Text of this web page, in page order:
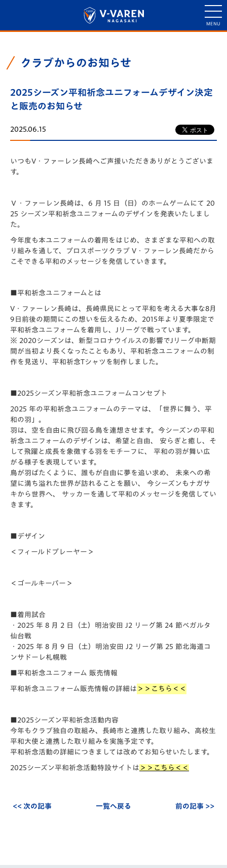
クラブからのお知らせ
2025シーズン平和祈念ユニフォームデザイン決定
と販売のお知らせ
2025.06.15
いつもV・ファーレン長崎へご声援いただきありがとうございま
す。
Ｖ・ファーレン長崎は、6 月 15 日（日）のホームゲームにて 20
25 シーズン平和祈念ユニフォームのデザインを発表いたしまし
た。
今年度も本ユニフォームの着用をはじめ、さまざまな平和への取
り組みを通して、プロスポーツクラブ V・ファーレン長崎だから
こそできる平和のメッセージを発信していきます。
■平和祈念ユニフォームとは
V・ファーレン長崎は、長崎県民にとって平和を考える大事な8月
9日前後の期間にこの想いを伝えるため、2015年より夏季限定で
平和祈念ユニフォームを着用し、Jリーグで戦っています。
※ 2020シーズンは、新型コロナウイルスの影響でJリーグ中断期
間が当初より長くなったこともあり、平和祈念ユニフォームの制
作を見送り、平和祈念Tシャツを制作しました。
■2025シーズン平和祈念ユニフォームコンセプト
2025 年の平和祈念ユニフォームのテーマは、「世界に舞う、平
和の羽」。
羽は、空を自由に飛び回る鳥を連想させます。今シーズンの平和
祈念ユニフォームのデザインは、希望と自由、 安らぎと癒し、そ
して飛躍と成長を象徴する羽をモチーフに、 平和の羽が舞い広
がる様子を表現しています。
鳥が羽ばたくように、誰もが自由に夢を追い求め、 未来への希
望に満ち溢れた世界が訪れることを願い、 今シーズンもナガサ
キから世界へ、 サッカーを通して平和のメッセージを発信してい
きます。
■デザイン
＜フィールドプレーヤー＞
＜ゴールキーパー＞
■着用試合
・2025 年 8 月 2 日（土）明治安田 J2 リーグ第 24 節ベガルタ
仙台戦
・2025 年 8 月 9 日（土）明治安田 J2 リーグ第 25 節北海道コ
ンサドーレ札幌戦
■平和祈念ユニフォーム 販売情報
平和祈念ユニフォーム販売情報の詳細は ＞＞こちら＜＜
■2025シーズン平和祈念活動内容
今年もクラブ独自の取組み、長崎市と連携した取り組み、高校生
平和大使と連携した取り組みを実施予定です。
平和祈念活動の詳細につきましては改めてお知らせいたします。
2025シーズン平和祈念活動特設サイトは ＞＞こちら＜＜
<< 次の記事 一覧へ戻る 前の記事 >>